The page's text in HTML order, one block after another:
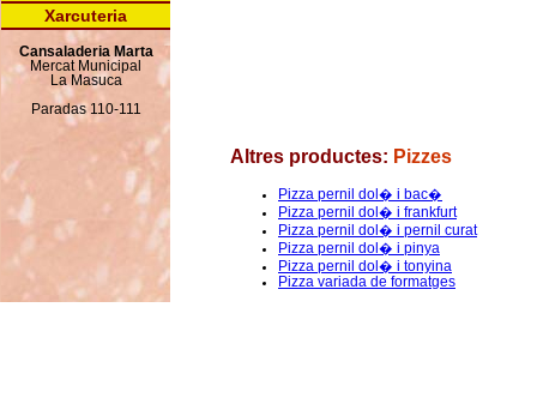
Xarcuteria
Cansaladeria Marta
Mercat Municipal
La Masuca
Paradas 110-111
Altres productes: Pizzes
Pizza pernil dol� i bac�
Pizza pernil dol� i frankfurt
Pizza pernil dol� i pernil curat
Pizza pernil dol� i pinya
Pizza pernil dol� i tonyina
Pizza variada de formatges